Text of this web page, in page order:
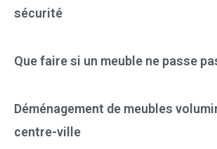
sécurité
Que faire si un meuble ne passe
Déménagement de meubles
centre-ville